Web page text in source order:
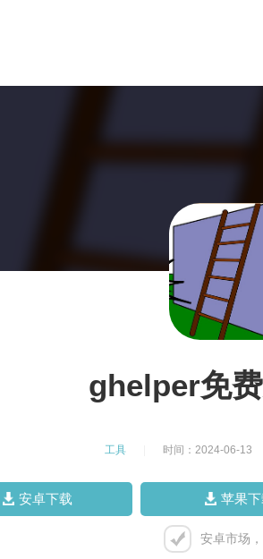
ghelper免
工具 时间：2024-06-13
安卓下载 苹果
安卓市场